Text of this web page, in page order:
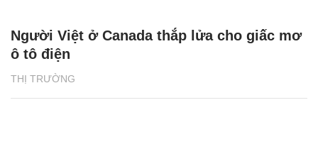
THỊ TRƯỜNG
Người Việt ở Canada thắp lửa cho giấc mơ
ô tô điện